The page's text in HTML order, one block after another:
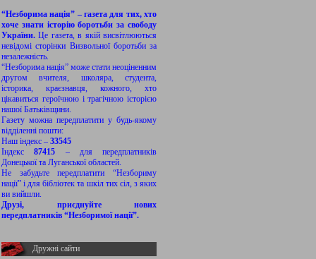
“Незборима нація” – газета для тих, хто
хоче знати історію боротьби за свободу
України.Це газета, в якій висвітлюються
невідомі сторінки Визвольної боротьби за
незалежність.
“Незборима нація” може стати неоціненним
другом вчителя, школяра, студента,
історика, краєзнавця, кожного, хто
цікавиться героїчною і трагічною історією
нашої Батьківщини.
Газету можна передплатити у будь-якому
відділенні пошти:
Наш індекс – 33545
Індекс87415 – для передплатників
Донецької та Луганської областей.
Не забудьте передплатити “Незбориму
нації” і для бібліотек та шкіл тих сіл, з яких
ви вийшли.
Друзі, приєднуйте нових
передплатників “Незборимої нації”.
Дружні сайти